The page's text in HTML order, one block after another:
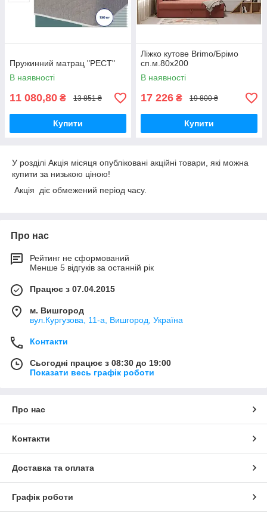
Пружинний матрац "РЕСТ"
В наявності
11 080,80 ₴ 13 851 ₴
Купити
Ліжко кутове Brimo/Брімо
сп.м.80х200
В наявності
17 226 ₴ 19 800 ₴
Купити
У розділі Акція місяця опубліковані акційні товари, які можна
купити за низькою ціною!
Акція діє обмежений період часу.
Про нас
Рейтинг не сформований
Менше 5 відгуків за останній рік
Працює з 07.04.2015
м. Вишгород
вул.Кургузова, 11-а, Вишгород, Україна
Контакти
Сьогодні працює з 08:30 до 19:00
Показати весь графік роботи
Про нас
Контакти
Доставка та оплата
Графік роботи